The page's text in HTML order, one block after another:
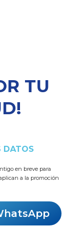
TU
DATOS
en breve para
a la promoción